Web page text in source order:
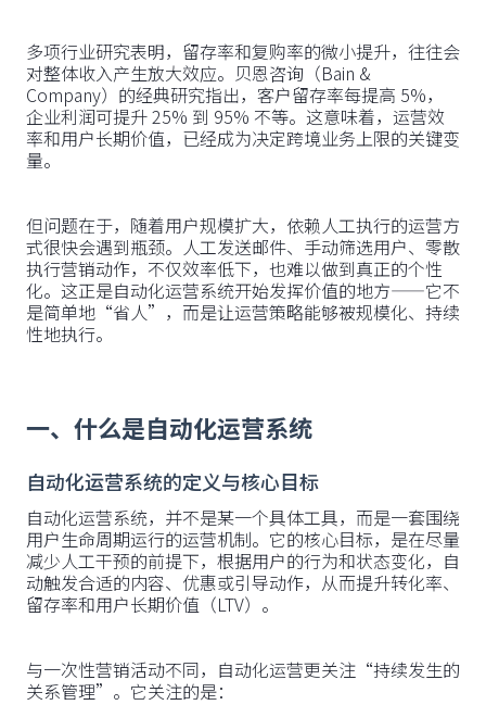
多项行业研究表明，留存率和复购率的微小提升，往往会
对整体收入产生放大效应。贝恩咨询（Bain &
Company）的经典研究指出，客户留存率每提高 5%，
企业利润可提升 25% 到 95% 不等。这意味着，运营效
率和用户长期价值，已经成为决定跨境业务上限的关键变
量。
但问题在于，随着用户规模扩大，依赖人工执行的运营方
式很快会遇到瓶颈。人工发送邮件、手动筛选用户、零散
执行营销动作，不仅效率低下，也难以做到真正的个性
化。这正是自动化运营系统开始发挥价值的地方——它不
是简单地“省人”，而是让运营策略能够被规模化、持续
性地执行。
一、什么是自动化运营系统
自动化运营系统的定义与核心目标
自动化运营系统，并不是某一个具体工具，而是一套围绕
用户生命周期运行的运营机制。它的核心目标，是在尽量
减少人工干预的前提下，根据用户的行为和状态变化，自
动触发合适的内容、优惠或引导动作，从而提升转化率、
留存率和用户长期价值（LTV）。
与一次性营销活动不同，自动化运营更关注“持续发生的
关系管理”。它关注的是：